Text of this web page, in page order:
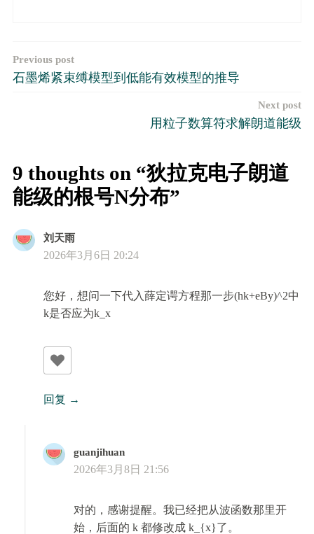
文
章
Previous post
石墨烯紧束缚模型到低能有效模型的推导
Next post
用粒子数算符求解朗道能级
9 thoughts on “狄拉克电子朗道
能级的根号N分布”
刘天雨
2026年3月6日 20:24
您好，想问一下代入薛定谔方程那一步(hk+eBy)^2中
k是否应为k_x
回复
guanjihuan
2026年3月8日 21:56
对的，感谢提醒。我已经把从波函数那里开
始，后面的 k 都修改成 k_{x}了。